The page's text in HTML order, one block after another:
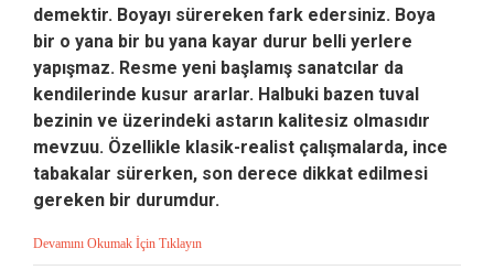
demektir. Boyayı sürereken fark edersiniz. Boya
bir o yana bir bu yana kayar durur belli yerlere
yapışmaz. Resme yeni başlamış sanatcılar da
kendilerinde kusur ararlar. Halbuki bazen tuval
bezinin ve üzerindeki astarın kalitesiz olmasıdır
mevzuu. Özellikle klasik-realist çalışmalarda, ince
tabakalar sürerken, son derece dikkat edilmesi
gereken bir durumdur.
Devamını Okumak İçin Tıklayın